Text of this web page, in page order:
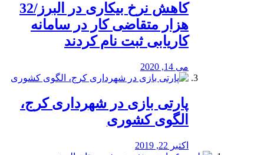
کاهش نرخ بیکاری در البرز/32
هزار متقاضی کار در سامانه
کاریابی ثبت نام کردند
می 14, 2020
پارتی بازی در شهرداری کرج،
الگوی کشوری
اکتبر 22, 2019